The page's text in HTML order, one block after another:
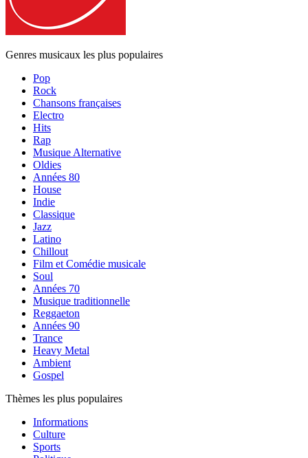
Genres musicaux les plus populaires
Pop
Rock
Chansons françaises
Electro
Hits
Rap
Musique Alternative
Oldies
Années 80
House
Indie
Classique
Jazz
Latino
Chillout
Film et Comédie musicale
Soul
Années 70
Musique traditionnelle
Reggaeton
Années 90
Trance
Heavy Metal
Ambient
Gospel
Thèmes les plus populaires
Informations
Culture
Sports